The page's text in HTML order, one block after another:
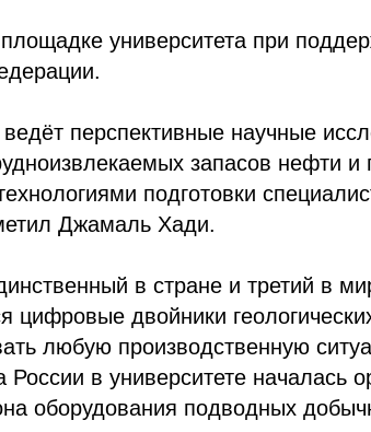
университета при
ведёт перспективные научные
запасов нефти
подготовки
Джамаль Хади.
в стране и третий в
цифровые двойники
любую производственную
в университете началась
оборудования подводных